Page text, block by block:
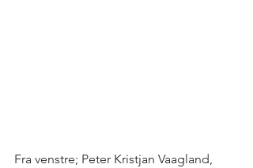
Fra venstre; Peter Kristjan Vaagland,